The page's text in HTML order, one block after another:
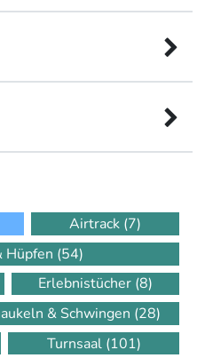
Airtrack (7)
Hüpfen (54)
Erlebnistücher (8)
& Schwingen (28)
Turnsaal (101)